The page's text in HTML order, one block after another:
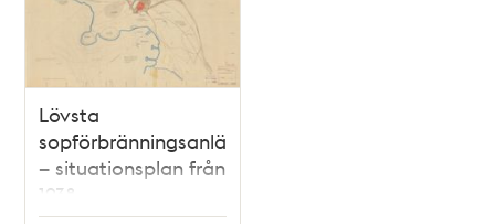
Lövsta
sopförbränningsanläggning
– situationsplan från
1938